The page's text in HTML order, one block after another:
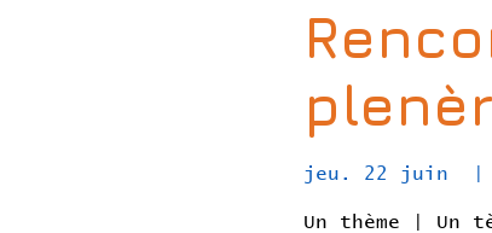
plenèr
jeu. 22 juin
Un thème | Un